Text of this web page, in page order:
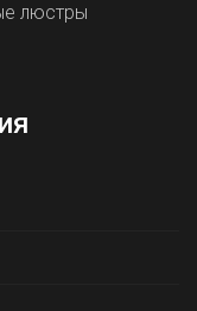
люстры